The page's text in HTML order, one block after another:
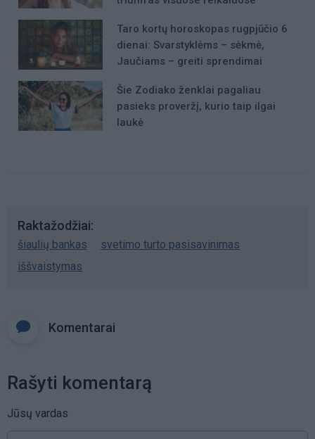
Taro kortų horoskopas rugpjūčio 6
dienai: Svarstyklėms – sėkmė,
Jaučiams – greiti sprendimai
Šie Zodiako ženklai pagaliau
pasieks proveržį, kurio taip ilgai
laukė
Raktažodžiai
šiaulių bankas
svetimo turto pasisavinimas
iššvaistymas
Komentarai
Rašyti komentarą
Jūsų vardas